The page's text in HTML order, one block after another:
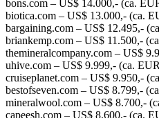
bons.com – US$ 14.000,- (ca.
biotica.com – US$ 13.000,- (ca.
bargaining.com – US$ 12.495,-
briankemp.com – US$ 11.500,-
themineralcompany.com – US$
uhive.com – US$ 9.999,- (ca.
cruiseplanet.com – US$ 9.950,-
bestofseven.com – US$ 8.799,-
mineralwool.com – US$ 8.700,-
capeesh.com – US$ 8.600,- (ca.